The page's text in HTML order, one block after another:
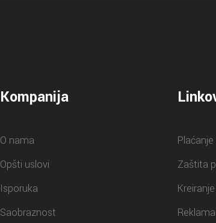
Kompanija
O nama
Opšti uslovi
Isporuka
Saobraznost
Zaštita